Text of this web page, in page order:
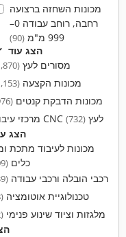
מכונות השחזה ברצועה
רחבה, רוחב עבודה 0–
999 מ"מ
(90)
הצג עוד
מסורים לעץ(1,870)
מכונות הקצעה(1,153)
מכונות הדבקת קנטים(976)
מרכזי עיבוד CNC לעץ(732)
הצג
מכונות לעיבוד מתכת
כלים(31,909)
רכבי הובלה ורכבי עבודה(27,739)
טכנולוגיית אוטומציה(9,218)
מלגזות וציוד שינוע פנימי(9,012)